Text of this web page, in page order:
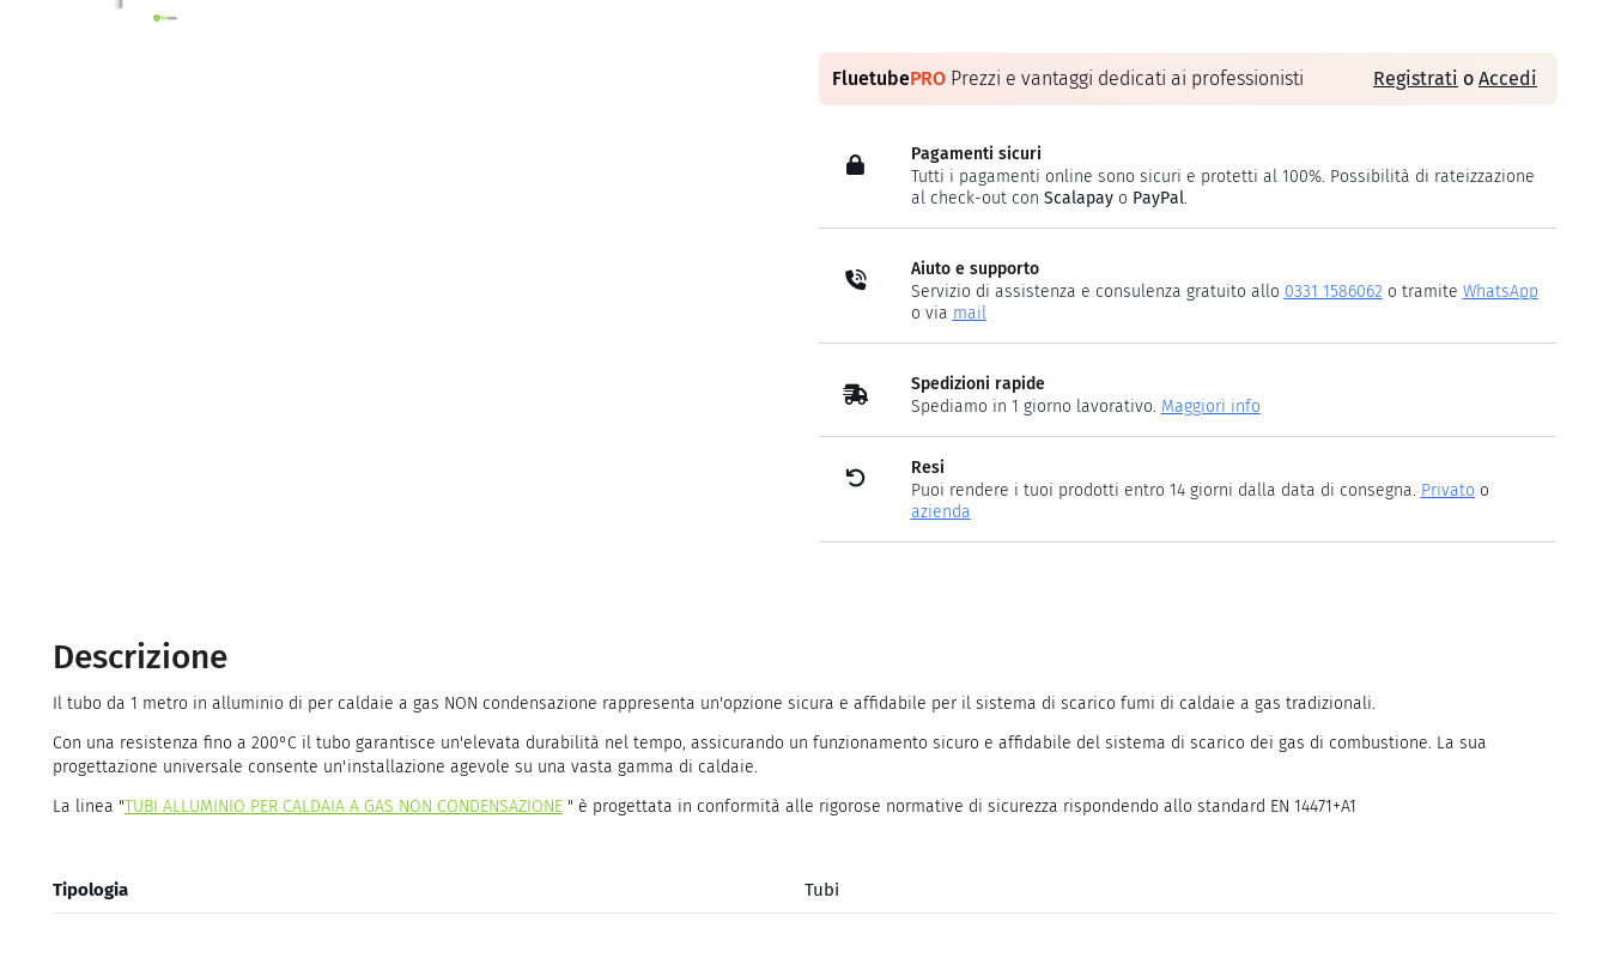
FluetubePRO Prezzi e vantaggi dedicati ai professionisti Registrati o Accedi
Pagamenti sicuri
Tutti i pagamenti online sono sicuri e protetti al 100%. Possibilità di rateizzazione
al check-out con Scalapayo PayPal.
Aiuto e supporto
Servizio di assistenza e consulenza gratuito allo 0331 1586062 o tramite WhatsApp
o via mail
Spedizioni rapide
Spediamo in 1 giorno lavorativo. Maggiori info
Resi
Puoi rendere i tuoi prodotti entro 14 giorni dalla data di consegna. Privato o
azienda
Descrizione
Il tubo da 1 metro in alluminio di per caldaie a gas NON condensazione rappresenta un'opzione sicura e affidabile per il sistema di scarico fumi di caldaie a gas tradizionali.
Con una resistenza fino a 200°C il tubo garantisce un'elevata durabilità nel tempo, assicurando un funzionamento sicuro e affidabile del sistema di scarico dei gas di combustione. La sua
progettazione universale consente un'installazione agevole su una vasta gamma di caldaie.
La linea "TUBI ALLUMINIO PER CALDAIA A GAS NON CONDENSAZIONE " è progettata in conformità alle rigorose normative di sicurezza rispondendo allo standard EN 14471+A1
Tipologia Tubi